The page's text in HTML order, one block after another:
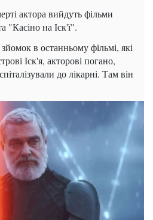
актора вийдуть фільми
"Касіно на Іск'ї".
в останньому фільмі, які
Іск'я, акторові погано,
до лікарні. Там він